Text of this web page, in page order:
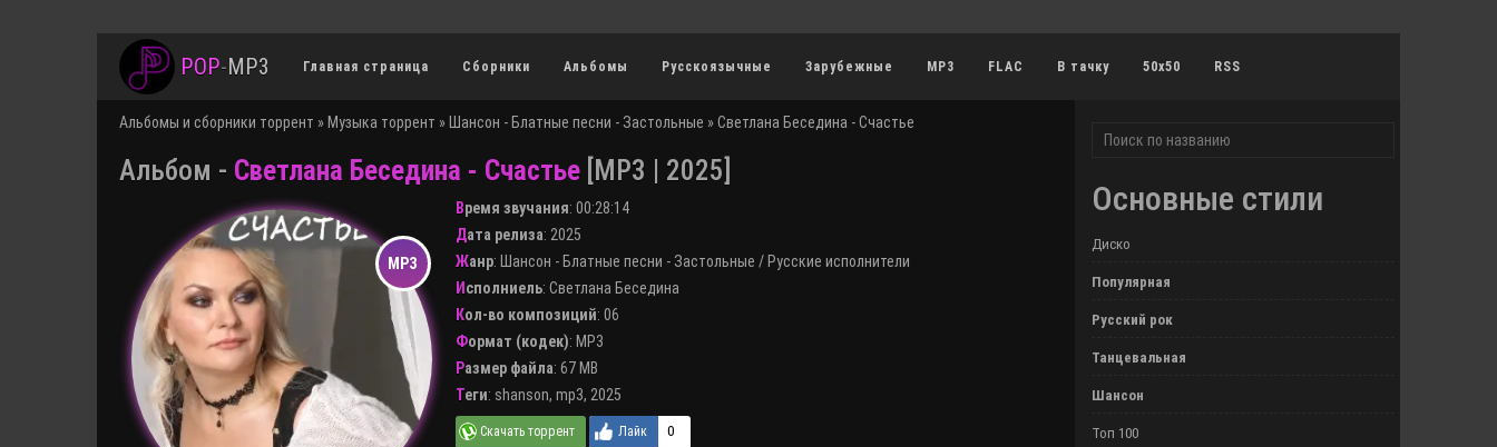
POP-MP3 Главная страница Сборники Альбомы Русскоязычные Зарубежные MP3 FLAC В тачку 50x50 RSS
Альбомы и сборники торрент » Музыка торрент » Шансон - Блатные песни - Застольные » Светлана Беседина - Счастье
Альбом - Светлана Беседина - Счастье [MP3 | 2025]
Время звучания: 00:28:14
Дата релиза: 2025
Жанр: Шансон - Блатные песни - Застольные / Русские исполнители
Исполниель: Светлана Беседина
Кол-во композиций: 06
Формат (кодек): MP3
Размер файла: 67 MB
Теги: shanson, mp3, 2025
0
Основные стили
Диско
Популярная
Русский рок
Танцевальная
Шансон
Топ 100